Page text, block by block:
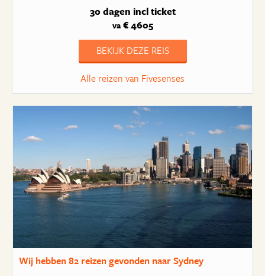
30 dagen incl ticket
va€ 4605
BEKIJK DEZE REIS
Alle reizen van Fivesenses
Wij hebben82 reizengevonden naar Sydney